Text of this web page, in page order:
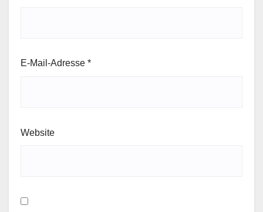
E-Mail-Adresse *
Website